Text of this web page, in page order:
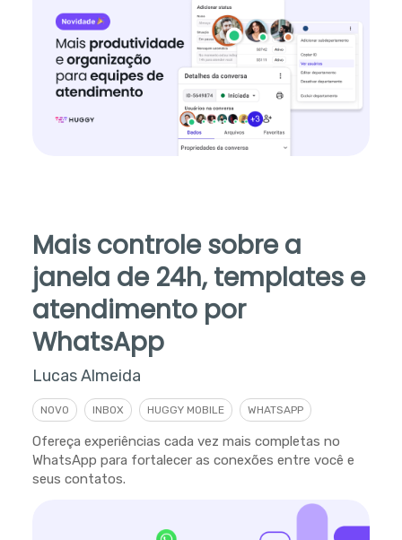
Mais controle sobre a
janela de 24h, templates e
atendimento por
WhatsApp
Lucas Almeida
NOVO INBOX HUGGY MOBILE WHATSAPP
Ofereça experiências cada vez mais completas no
WhatsApp para fortalecer as conexões entre você e
seus contatos.